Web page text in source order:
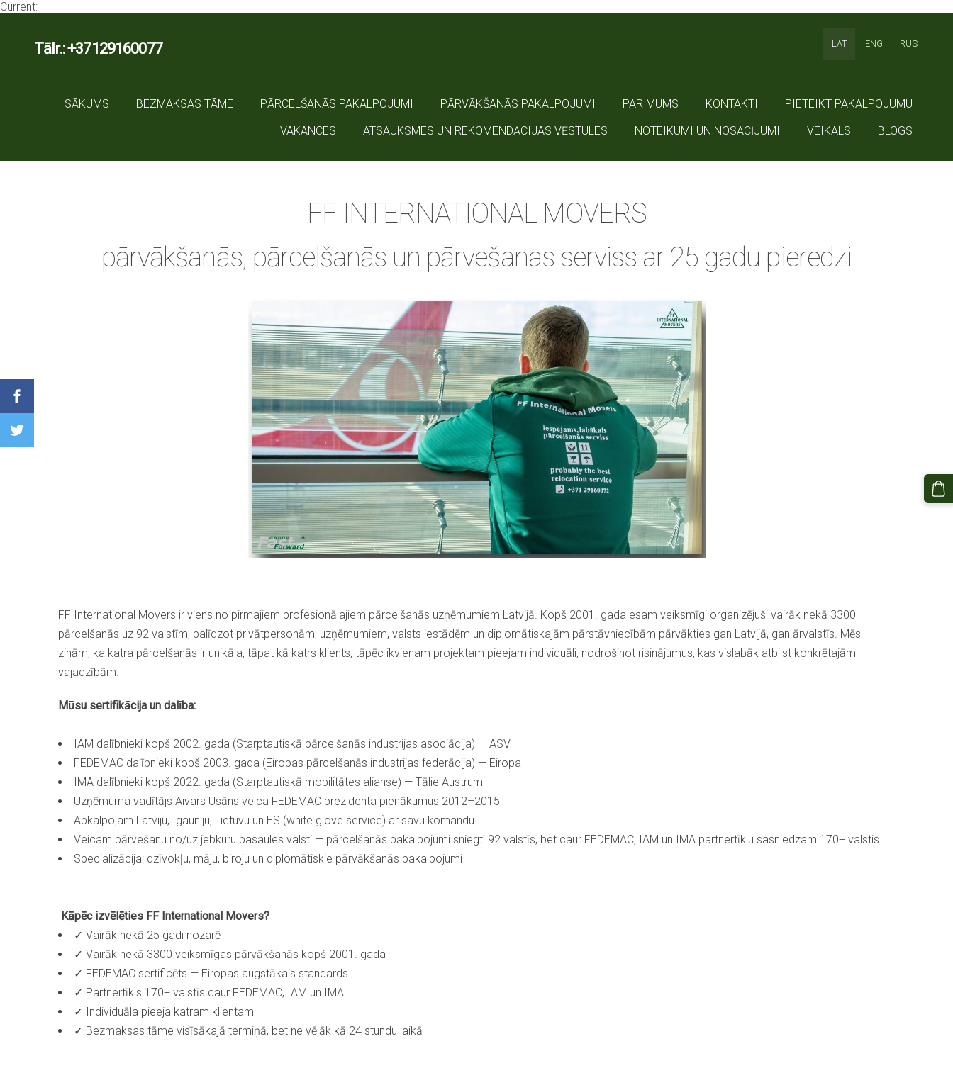
Current:
Tālr.: +37129160077
SĀKUMS BEZMAKSAS TĀME PĀRCELŠANĀS PAKALPOJUMI PĀRVĀKŠANĀS PAKALPOJUMI PAR MUMS KONTAKTI
PIETEIKT PAKALPOJUMU
VAKANCES
ATSAUKSMES UN REKOMENDĀCIJAS VĒSTULES NOTEIKUMI UN NOSACĪJUMI VEIKALS BLOGS
LAT ENG RUS
FF INTERNATIONAL MOVERS
pārvākšanās, pārcelšanās un pārvešanas serviss ar 25 gadu pieredzi
FF International Movers ir viens no pirmajiem profesionālajiem pārcelšanās uzņēmumiem Latvijā. Kopš 2001. gada esam veiksmīgi organizējuši vairāk nekā 3300
pārcelšanās uz 92 valstīm, palīdzot privātpersonām, uzņēmumiem, valsts iestādēm un diplomātiskajām pārstāvniecībām pārvākties gan Latvijā, gan ārvalstīs. Mēs
zinām, ka katra pārcelšanās ir unikāla, tāpat kā katrs klients, tāpēc ikvienam projektam pieejam individuāli, nodrošinot risinājumus, kas vislabāk atbilst konkrētajām
vajadzībām.
Mūsu sertifikācija un dalība:
IAM dalībnieki kopš 2002. gada (Starptautiskā pārcelšanās industrijas asociācija) — ASV
FEDEMAC dalībnieki kopš 2003. gada (Eiropas pārcelšanās industrijas federācija) — Eiropa
IMA dalībnieki kopš 2022. gada (Starptautiskā mobilitātes alianse) — Tālie Austrumi
Uzņēmuma vadītājs Aivars Usāns veica FEDEMAC prezidenta pienākumus 2012–2015
Apkalpojam Latviju, Igauniju, Lietuvu un ES (white glove service) ar savu komandu
Veicam pārvešanu no/uz jebkuru pasaules valsti — pārcelšanās pakalpojumi sniegti 92 valstīs, bet caur FEDEMAC, IAM un IMA partnertīklu sasniedzam 170+ valstis
Specializācija: dzīvokļu, māju, biroju un diplomātiskie pārvākšanās pakalpojumi
Kāpēc izvēlēties FF International Movers?
✓ Vairāk nekā 25 gadi nozarē
✓ Vairāk nekā 3300 veiksmīgas pārvākšanās kopš 2001. gada
✓ FEDEMAC sertificēts — Eiropas augstākais standards
✓ Partnertīkls 170+ valstīs caur FEDEMAC, IAM un IMA
✓ Individuāla pieeja katram klientam
✓ Bezmaksas tāme visīsākajā termiņā, bet ne vēlāk kā 24 stundu laikā